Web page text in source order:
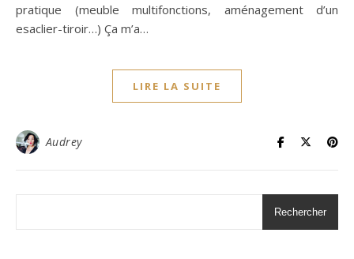
pratique (meuble multifonctions, aménagement d’un
esaclier-tiroir…) Ça m’a…
LIRE LA SUITE
Audrey
Rechercher